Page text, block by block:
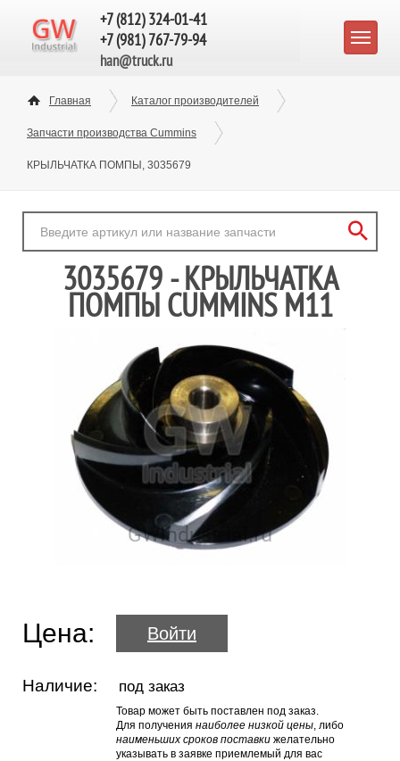
+7 (812) 324-01-41
+7 (981) 767-79-94
han@truck.ru
Главная Каталог производителей
Запчасти производства Cummins
КРЫЛЬЧАТКА ПОМПЫ, 3035679
3035679 - КРЫЛЬЧАТКА
ПОМПЫ CUMMINS M11
Цена: Войти
Наличие: под заказ
Товар может быть поставлен под заказ.
Для получения наиболее низкой цены , либо
наименьших сроков поставки желательно
указывать в заявке приемлемый для вас